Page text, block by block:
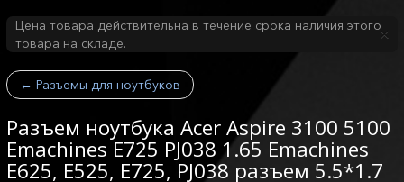
Цена товара действительна в течение срока наличия этого
товара на складе.
← Разъемы для ноутбуков
Разъем ноутбука Acer Aspire 3100 5100
Emachines E725 PJ038 1.65 Emachines
E625, E525, E725, PJ038 разъем 5.5*1.7